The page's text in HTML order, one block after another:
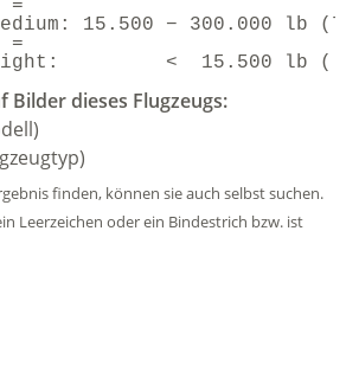
=
15.500 − 300.000 lb (7
=
< 15.500 lb ( <
Bilder dieses Flugzeugs:
finden, können sie auch selbst suchen.
Leerzeichen oder ein Bindestrich bzw. ist